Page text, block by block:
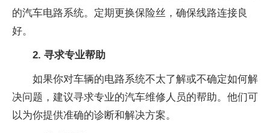
的汽车电路系统。定期更换保险丝，确保线路连接良
好。
2. 寻求专业帮助
如果你对车辆的电路系统不太了解或不确定如何解
决问题，建议寻求专业的汽车维修人员的帮助。他们可
以为你提供准确的诊断和解决方案。